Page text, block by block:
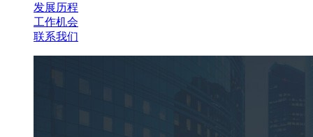
发展历程
工作机会
联系我们